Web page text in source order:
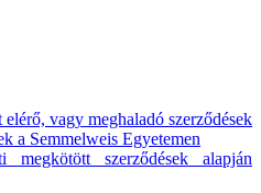
vagy meghaladó szerződések
a Semmelweis Egyetemen
szerződések alapján